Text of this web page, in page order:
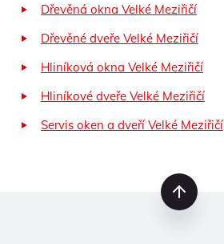
Dřevěná okna Velké Meziřičí
Dřevěné dveře Velké Meziřičí
Hliníková okna Velké Meziřičí
Hliníkové dveře Velké Meziřičí
Servis oken a dveří Velké Meziřičí